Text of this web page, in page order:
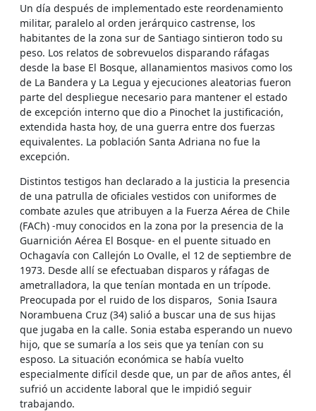
Un día después de implementado este reordenamiento
militar, paralelo al orden jerárquico castrense, los
habitantes de la zona sur de Santiago sintieron todo su
peso. Los relatos de sobrevuelos disparando ráfagas
desde la base El Bosque, allanamientos masivos como los
de La Bandera y La Legua y ejecuciones aleatorias fueron
parte del despliegue necesario para mantener el estado
de excepción interno que dio a Pinochet la justificación,
extendida hasta hoy, de una guerra entre dos fuerzas
equivalentes. La población Santa Adriana no fue la
excepción.
Distintos testigos han declarado a la justicia la presencia
de una patrulla de oficiales vestidos con uniformes de
combate azules que atribuyen a la Fuerza Aérea de Chile
(FACh) -muy conocidos en la zona por la presencia de la
Guarnición Aérea El Bosque- en el puente situado en
Ochagavía con Callejón Lo Ovalle, el 12 de septiembre de
1973. Desde allí se efectuaban disparos y ráfagas de
ametralladora, la que tenían montada en un trípode.
Preocupada por el ruido de los disparos, Sonia Isaura
Norambuena Cruz (34) salió a buscar una de sus hijas
que jugaba en la calle. Sonia estaba esperando un nuevo
hijo, que se sumaría a los seis que ya tenían con su
esposo. La situación económica se había vuelto
especialmente difícil desde que, un par de años antes, él
sufrió un accidente laboral que le impidió seguir
trabajando.